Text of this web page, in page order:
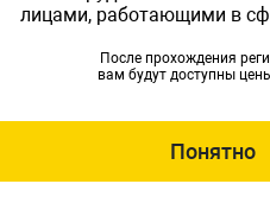
лицами, работающими в
После прохождения
вам будут доступны
Понятно